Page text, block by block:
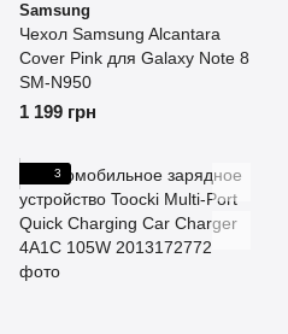
Samsung
Чехол Samsung Alcantara
Cover Pink для Galaxy Note 8
SM-N950
1 199 грн
3